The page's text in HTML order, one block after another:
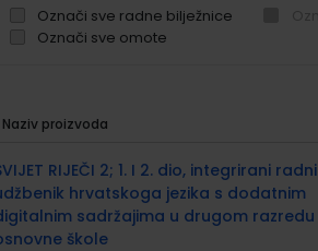
Označi sve radne bilježnice
Označi sve omote
Naziv proizvoda
RIJEČI 2; 1. I 2. dio, integrirani radni
hrvatskoga jezika s dodatnim
sadržajima u drugom razredu
škole